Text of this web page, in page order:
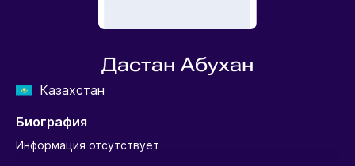
Дастан Абухан
Казахстан
Биография
Информация отсутствует